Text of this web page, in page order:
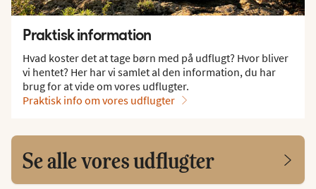
Praktisk information
Hvad koster det at tage børn med på udflugt? Hvor bliver
vi hentet? Her har vi samlet al den information, du har
brug for at vide om vores udflugter.
Praktisk info om vores udflugter
Se alle vores udflugter